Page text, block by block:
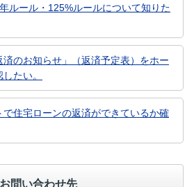
ルール・125%ルールについて知りた
済のお知らせ」（返済予定表）をホー
たい。
で住宅ローンの返済ができているか確
お問い合わせ先